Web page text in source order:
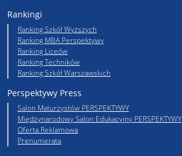
Rankingi
Ranking Szkół Wyższych
Ranking MBA Perspektywy
Ranking Liceów
Ranking Techników
Ranking Szkół Warszawskich
Perspektywy Press
Salon Maturzystów PERSPEKTYWY
Międzynarodowy Salon Edukacyjny PERSPEKTYWY
Oferta Reklamowa
Prenumerata